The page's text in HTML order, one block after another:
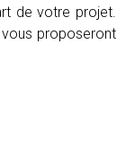
de votre projet.
proposeront